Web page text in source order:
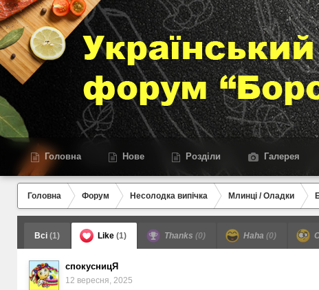
Головна Нове Розділи Галерея
Головна Форум Несолодка випічка Млинці / Оладки
Всі (1) Like (1) Thanks (0) Haha (0)
спокусницЯ
12 вересня, 2025